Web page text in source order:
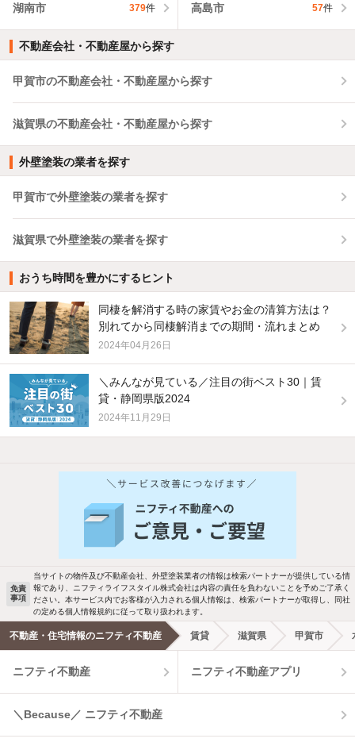
湖南市 379件 高島市 57件
不動産会社・不動産屋から探す
甲賀市の不動産会社・不動産屋から探す
滋賀県の不動産会社・不動産屋から探す
外壁塗装の業者を探す
甲賀市で外壁塗装の業者を探す
滋賀県で外壁塗装の業者を探す
おうち時間を豊かにするヒント
同棲を解消する時の家賃やお金の清算方法は？
別れてから同棲解消までの期間・流れまとめ
2024年04月26日
＼みんなが見ている／注目の街ベスト30｜賃
貸・静岡県版2024
2024年11月29日
バス・トイレ別 2階以上
洗濯機置場あり 独立洗面台
エアコンあり 都市ガス
温水洗浄便座 オートロック
コンロ2口以上
免責
事項
当サイトの物件及び不動産会社、外壁塗装業者の情報は検索パートナーが提供している情
報であり、ニフティライフスタイル株式会社は内容の責任を負わないことを予めご了承く
ださい。本サービス内でお客様が入力される個人情報は、検索パートナーが取得し、同社
の定める個人情報規約に従って取り扱われます。
不動産・住宅情報のニフティ不動産 賃貸 滋賀県 甲賀市
ニフティ不動産 ニフティ不動産アプリ
＼Because／ ニフティ不動産